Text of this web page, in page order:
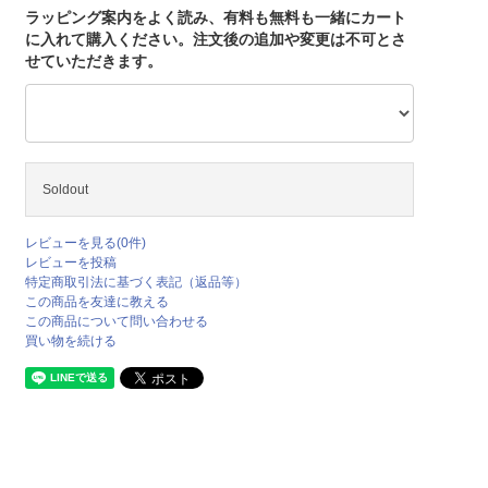
ラッピング案内をよく読み、有料も無料も一緒にカート
に入れて購入ください。注文後の追加や変更は不可とさ
せていただきます。
Soldout
レビューを見る(0件)
レビューを投稿
特定商取引法に基づく表記（返品等）
この商品を友達に教える
この商品について問い合わせる
買い物を続ける